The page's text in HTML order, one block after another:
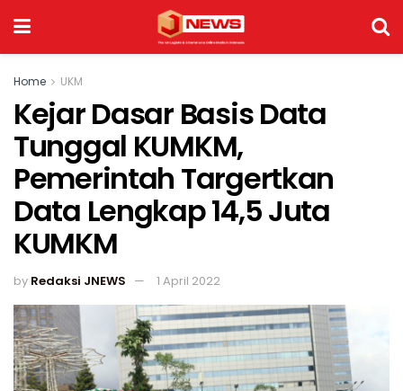
Home UKM
Kejar Dasar Basis Data
Tunggal KUMKM,
Pemerintah Targertkan
Data Lengkap 14,5 Juta
KUMKM
by Redaksi JNEWS 1 April 2022